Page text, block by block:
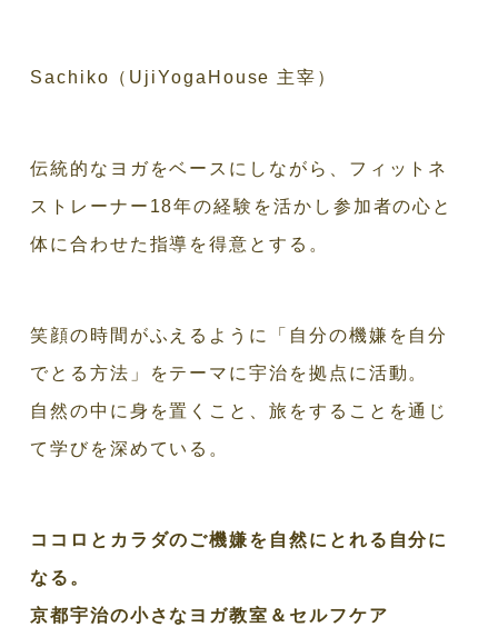
Sachiko（UjiYogaHouse 主宰）
伝統的なヨガをベースにしながら、フィットネ
ストレーナー18年の経験を活かし参加者の心と
体に合わせた指導を得意とする。
笑顔の時間がふえるように「自分の機嫌を自分
でとる方法」をテーマに宇治を拠点に活動。
自然の中に身を置くこと、旅をすることを通じ
て学びを深めている。
ココロとカラダのご機嫌を自然にとれる自分に
なる。
京都宇治の小さなヨガ教室＆セルフケア